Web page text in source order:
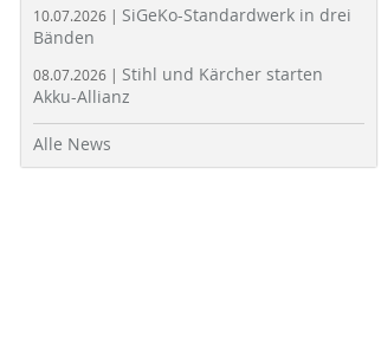
10.07.2026 | SiGeKo-Standardwerk in drei
Bänden
08.07.2026 | Stihl und Kärcher starten
Akku-Allianz
Alle News